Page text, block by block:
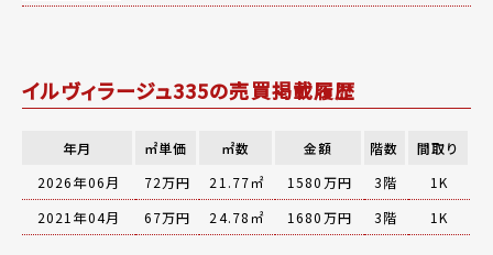
イルヴィラージュ335の売買掲載履歴
年月 ㎡単価 ㎡数 金額 階数
間取り
2026年06月
72万円 21.77㎡ 1580万円 3階
1K
2021年04月
67万円 24.78㎡ 1680万円 3階 1K